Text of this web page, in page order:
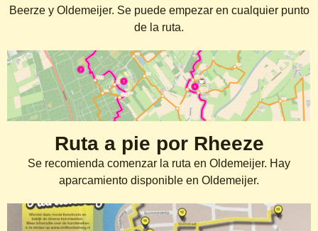
Beerze y Oldemeijer. Se puede empezar en cualquier punto
de la ruta.
Ruta a pie por Rheeze
Se recomienda comenzar la ruta en Oldemeijer. Hay
aparcamiento disponible en Oldemeijer.